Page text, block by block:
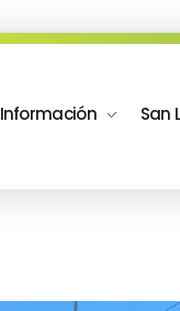
Información San